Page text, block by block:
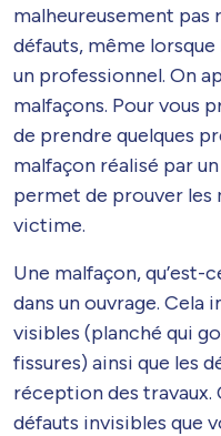
malheureusement pas
défauts, même
un professionnel. On
malfaçons. Pour vous
de prendre quelques
malfaçon réalisé par
permet de prouver les
victime.
Une malfaçon, qu’est-
dans un ouvrage. Cela
visibles (planché qui
fissures) ainsi que les
réception des travaux.
défauts invisibles que